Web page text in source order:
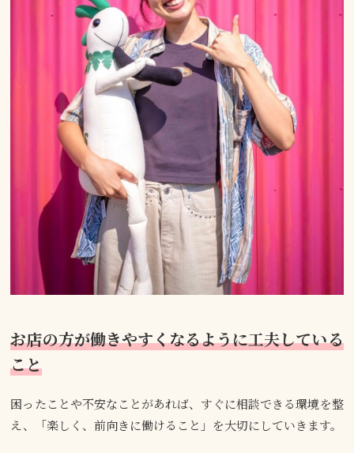
お店の方が働きやすくなるように工夫している
こと
困ったことや不安なことがあれば、すぐに相談できる環境を整
え、「楽しく、前向きに働けること」を大切にしていきます。